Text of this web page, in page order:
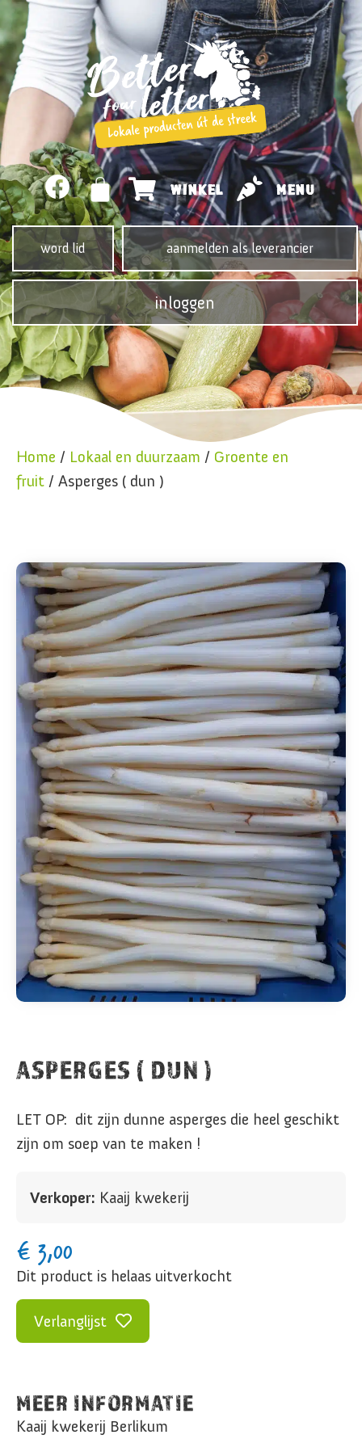
WINKEL MENU
word lid aanmelden als leverancier
inloggen
Home / Lokaal en duurzaam / Groente en
fruit / Asperges ( dun )
ASPERGES ( DUN )
LET OP: dit zijn dunne asperges die heel geschikt
zijn om soep van te maken !
Verkoper: Kaaij kwekerij
€ 3,00
Dit product is helaas uitverkocht
Verlanglijst
MEER INFORMATIE
Kaaij kwekerij Berlikum